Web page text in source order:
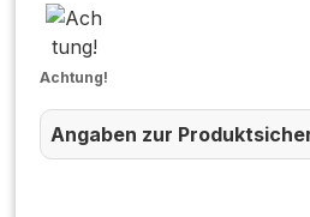
Achtung!
Angaben zur